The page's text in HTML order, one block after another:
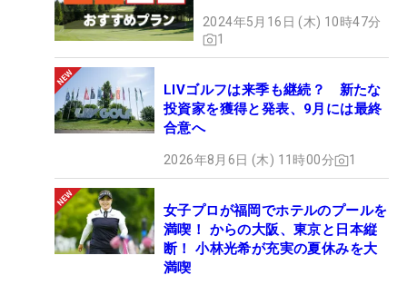
2024年5月16日 (木) 10時47分
1
LIVゴルフは来季も継続？ 新たな
投資家を獲得と発表、9月には最終
合意へ
2026年8月6日 (木) 11時00分 1
女子プロが福岡でホテルのプールを
満喫！ からの大阪、東京と日本縦
断！ 小林光希が充実の夏休みを大
満喫